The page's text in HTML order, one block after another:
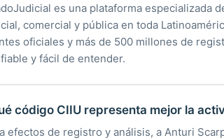
es una plataforma especializada
comercial y pública en toda
oficiales y más de 500 millones de
y fácil de entender.
código CIIU representa mejor la
efectos de registro y análisis, a Anturi